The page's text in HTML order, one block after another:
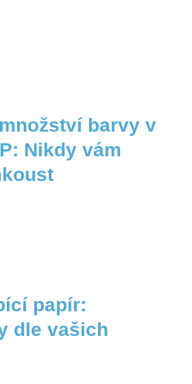
barvy v
Nikdy vám
papír:
dle vašich